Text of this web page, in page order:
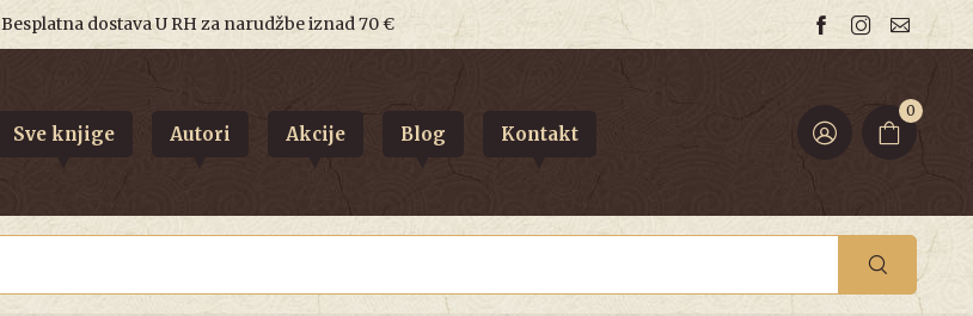
Besplatna dostava U RH za narudžbe iznad 70 €
0
Sve knjige Autori Akcije Blog Kontakt